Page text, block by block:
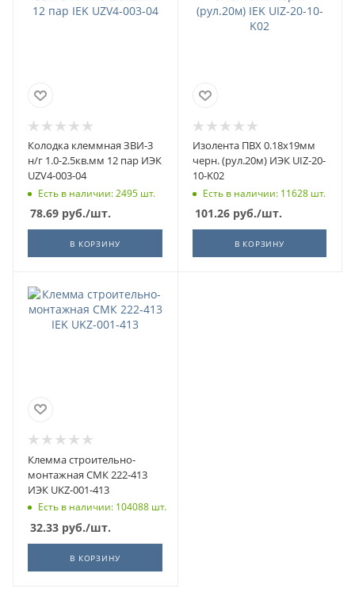
Колодка клеммная ЗВИ-3
н/г 1.0-2.5кв.мм 12 пар ИЭК
UZV4-003-04
Есть в наличии: 2495 шт.
78.69 руб./шт.
В КОРЗИНУ
Изолента ПВХ 0.18х19мм
черн. (рул.20м) ИЭК UIZ-20-
10-K02
Есть в наличии: 11628 шт.
101.26руб./шт.
В КОРЗИНУ
Клемма строительно-
монтажная СМК 222-413
ИЭК UKZ-001-413
Есть в наличии: 104088 шт.
32.33 руб./шт.
В КОРЗИНУ